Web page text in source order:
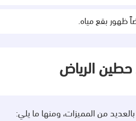
ظهور بقع مياه.
الرياض
من المميزات، ومنها ما يلي: